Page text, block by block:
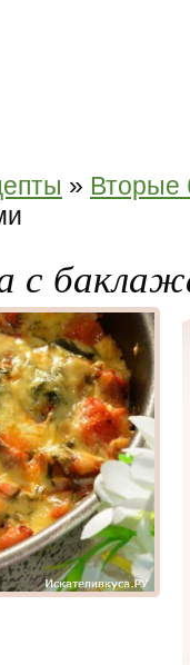
» Вторые
с